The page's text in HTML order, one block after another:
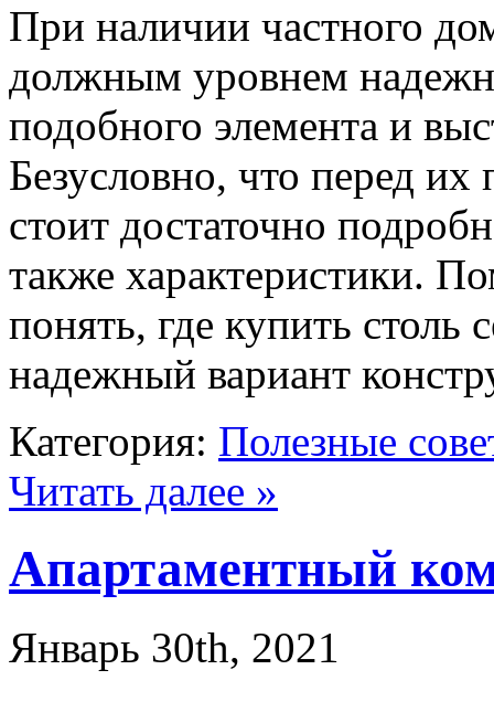
При наличии частного
должным уровнем
подобного элемента и
Безусловно, что перед
стоит достаточно
также характеристики.
понять, где купить столь
надежный вариант
Категория: Полезные
Читать далее »
Апартаментный
Январь 30th, 2021